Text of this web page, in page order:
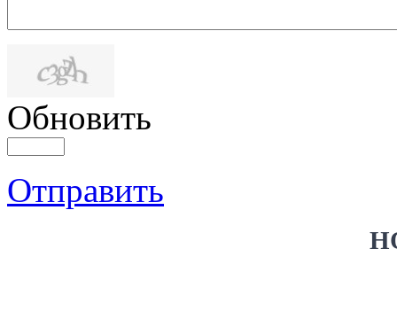
Обновить
Отправить